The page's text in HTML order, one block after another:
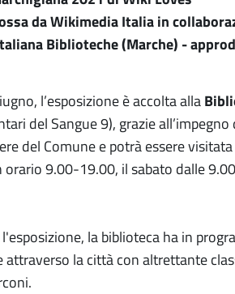
da Wikimedia Italia in
Biblioteche (Marche) -
l’esposizione è accolta alla
del Sangue 9), grazie all’impegno
del Comune e potrà essere
9.00-19.00, il sabato dalle
la biblioteca ha in
la città con altrettante